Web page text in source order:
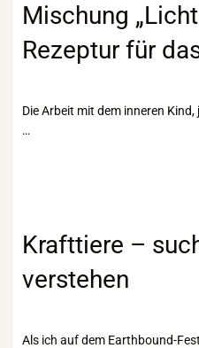
Mischung
Rezeptur für
Die Arbeit mit dem inneren
…
Krafttiere –
verstehen
Als ich auf dem Earthbound-